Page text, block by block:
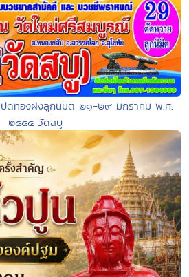
ดทองฝังลูกนิมิต ๒๑-๒๙ มกราคม พ.ศ.
๒๕๕๕ วัดสบู